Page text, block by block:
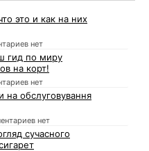
это и как на них
нет
гид по миру
на корт!
нет
на обслуговування
нет
сучасного